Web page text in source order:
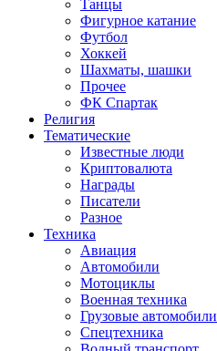
Танцы
Фигурное катание
Футбол
Хоккей
Шахматы, шашки
Прочее
ФК Спартак
Религия
Тематические
Известные люди
Криптовалюта
Награды
Писатели
Разное
Техника
Авиация
Автомобили
Мотоциклы
Военная техника
Грузовые автомобили
Спецтехника